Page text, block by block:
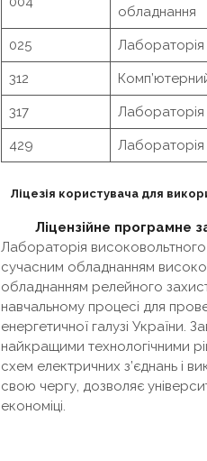
обладнання
025 Лабораторія
312
317 Лабораторія
429 Лабораторія
Ліцезія користувача для
Ліцензійне програмне
Лабораторія
сучасним обладнанням
обладнанням релейного
навчальному процесі для
енергетичної галузі
найкращими технологічними
схем електричних з’єднань і
свою чергу, дозволяє
економіці.